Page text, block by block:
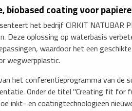
biobased coating voor
het bedrijf CIRKIT NATUBAR
Deze oplossing op waterbasis
waardoor het een
wegwerpplastic.
het conferentieprogramma van
Onder de titel "Creating fit for
inkt- en coatingtechnologieën